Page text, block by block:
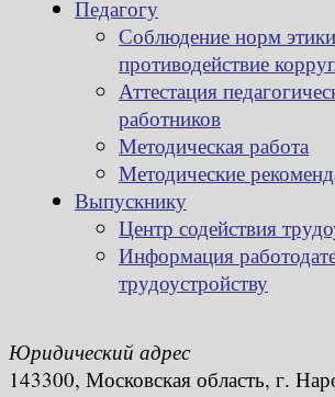
Педагогу
Соблюдение норм
противодействие
Аттестация
работников
Методическая работа
Методические
Выпускнику
Центр содействия
Информация
трудоустройству
Юридический адрес
143300, Московская область, г.